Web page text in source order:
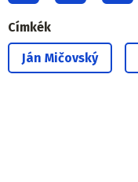
Címkék
Ján Mičovský